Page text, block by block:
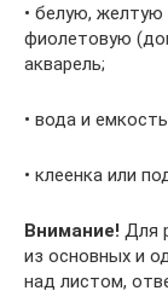
• белую,
фиолетовую
акварель;
• вода и
• клеенка или
Внимание! Для
из основных и
над листом,